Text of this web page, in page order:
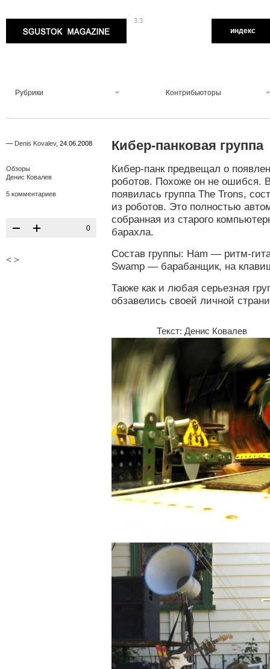
3.3
индекс
Рубрики Контрибьюторы
— Denis Kovalev, 24.06.2008
Обзоры
Денис Ковалев
5 комментариев
0
< >
Кибер-панковая группа
Кибер-панк предвещал о
роботов. Похоже он не ошибся.
появилась группа The Trons,
из роботов. Это полностью
собранная из старого
барахла.
Состав группы: Ham — ритм-
Swamp — барабанщик, на
Также как и любая серьезная
обзавелись своей личной
Текст: Денис Ковалев